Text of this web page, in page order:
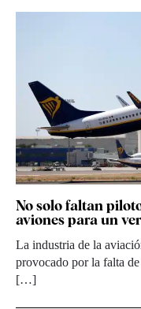
No solo faltan
aviones para un
La industria de la
provocado por la falta de
[…]